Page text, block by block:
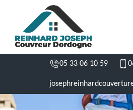
05 33 06 10 59